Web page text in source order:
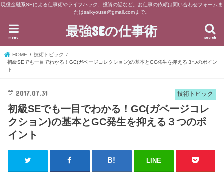
現役金融系SEによる仕事術やライフハック、投資の話など。お仕事の依頼は問い合わせフォームま
たはsaikyouse@gmail.comまで。
最強SEの仕事術 search
menu
HOME
技術トピック
初級SEでも一目でわかる！GC(ガベージコレクション)の基本とGC発生を抑える３つのポイン
ト
技術トピック
2017.07.31
初級SEでも一目でわかる！GC(ガベージコレ
クション)の基本とGC発生を抑える３つのポ
イント
LINE